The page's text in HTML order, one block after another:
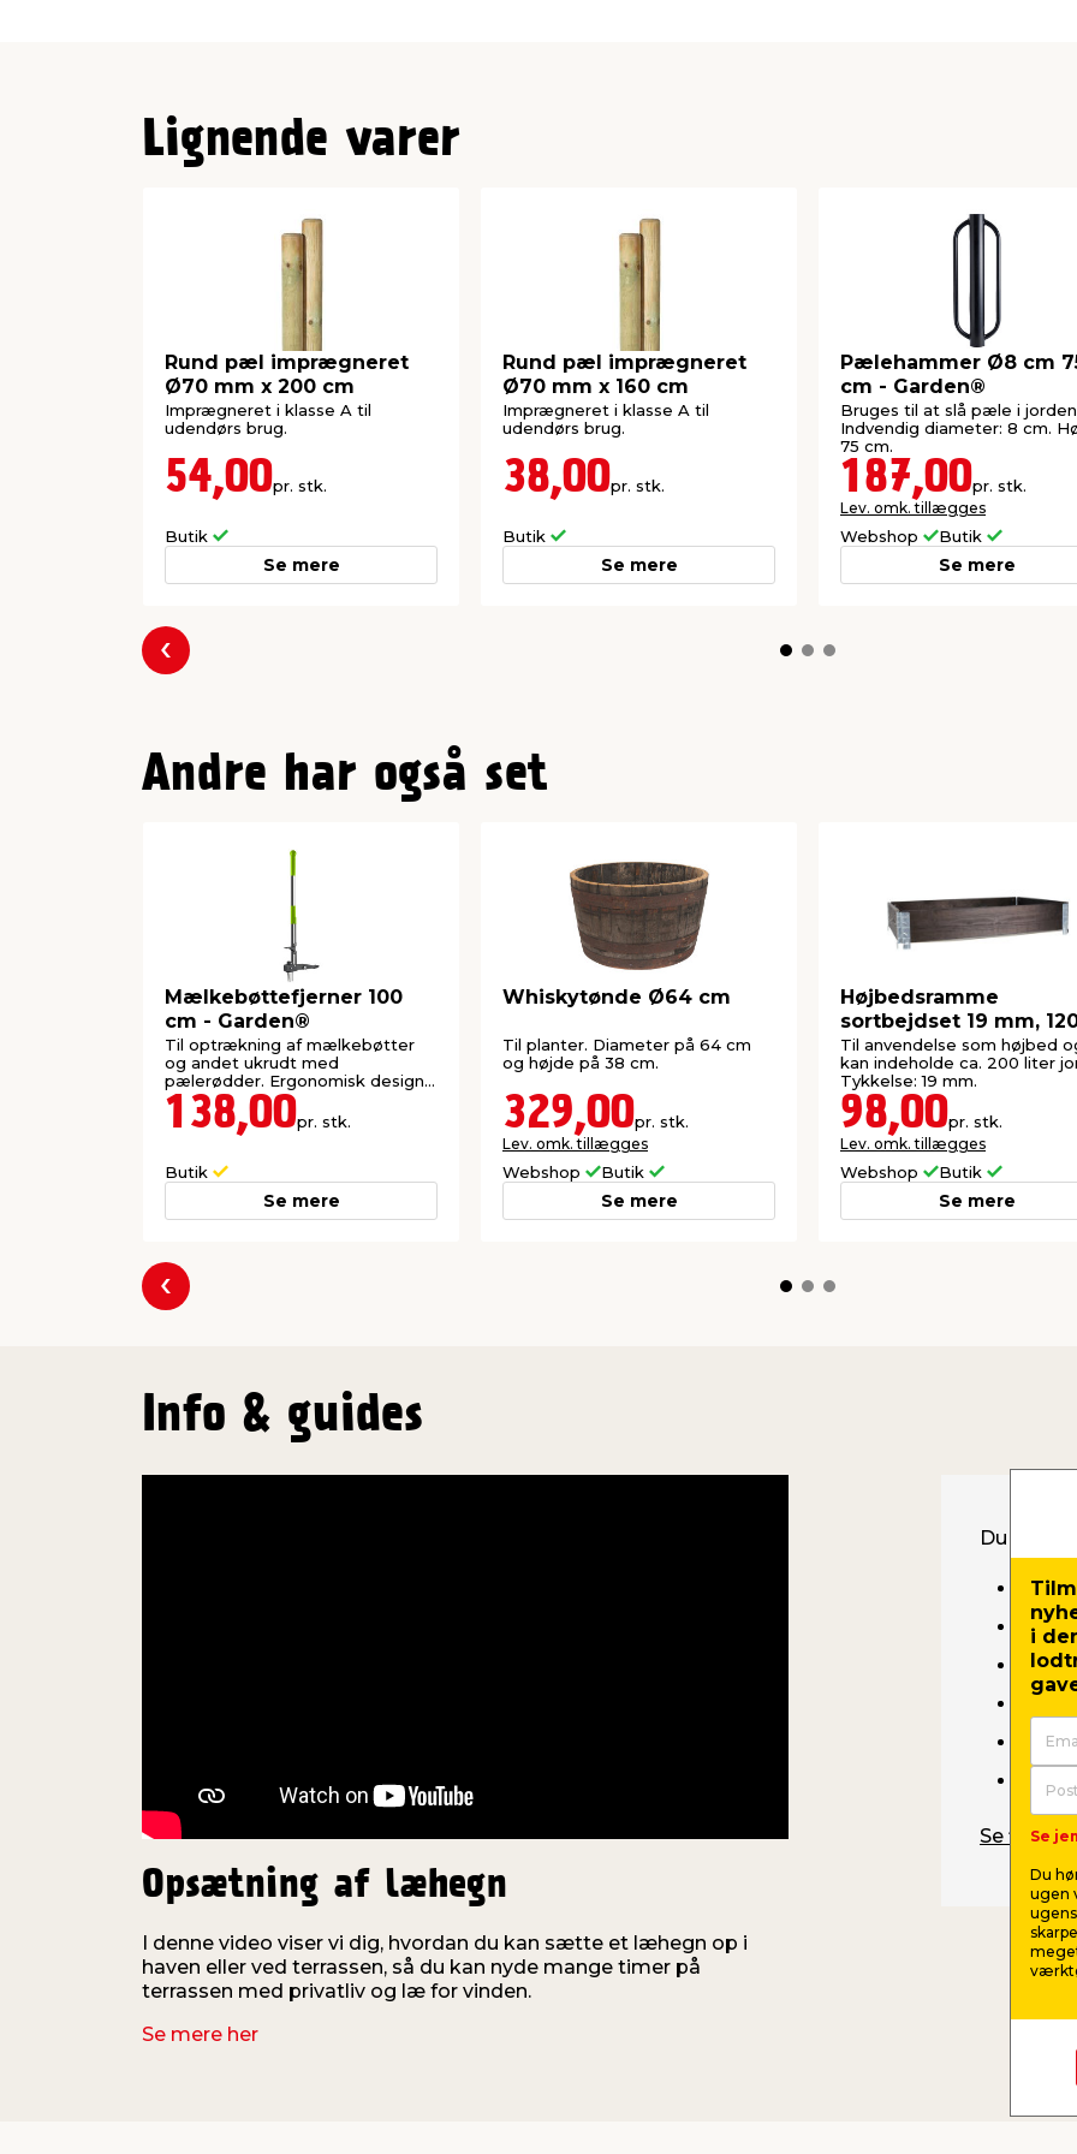
Lignende varer
Rund pæl imprægneret
Ø70 mm x 200 cm
Imprægneret i klasse A til
udendørs brug.
54,00pr. stk.
Butik
Se mere
Rund pæl imprægneret
Ø70 mm x 160 cm
Imprægneret i klasse A til
udendørs brug.
38,00pr. stk.
Butik
Se mere
Pælehammer Ø8 cm
cm - Garden®
Bruges til at slå pæle i
Indvendig diameter: 8 cm.
75 cm.
187,00pr. stk.
Lev. omk. tillægges
Webshop Butik
Se mere
Forrige
Andre har også set
Mælkebøttefjerner 100
cm - Garden®
Til optrækning af mælkebøtter
og andet ukrudt med
pælerødder. Ergonomisk design.
Nem betjening.
138,00pr. stk.
Butik
Se mere
Whiskytønde Ø64 cm
Til planter. Diameter på 64 cm
og højde på 38 cm.
329,00pr. stk.
Lev. omk. tillægges
Webshop Butik
Se mere
Højbedsramme
sortbejdset 19 mm,
80 x 20 cm
Til anvendelse som højbed
kan indeholde ca. 200 liter
Tykkelse: 19 mm.
98,00pr. stk.
Lev. omk. tillægges
Webshop Butik
Se mere
Forrige
Info & guides
Opsætning af læhegn
I denne video viser vi dig, hvordan du kan sætte et læhegn op i
haven eller ved terrassen, så du kan nyde mange timer på
terrassen med privatliv og læ for vinden.
Se mere her
Du skal
Se filmen
i
Se
Du
ugen